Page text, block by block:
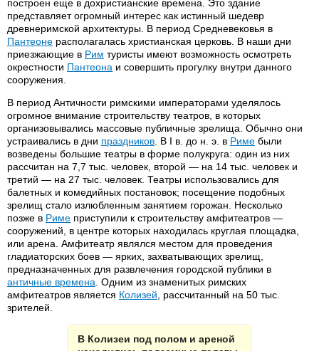
построен еще в дохристианские времена. Это здание
представляет огромный интерес как истинный шедевр
древнеримской архитектуры. В период Средневековья в
Пантеоне располагалась христианская церковь. В наши дни
приезжающие в Рим туристы имеют возможность осмотреть
окрестности Пантеона и совершить прогулку внутри данного
сооружения.
В период Античности римскими императорами уделялось
огромное внимание строительству театров, в которых
организовывались массовые публичные зрелища. Обычно они
устраивались в дни праздников . В I в. до н. э. в Риме были
возведены большие театры в форме полукруга: один из них
рассчитан на 7,7 тыс. человек, второй — на 14 тыс. человек и
третий — на 27 тыс. человек. Театры использовались для
балетных и комедийных постановок; посещение подобных
зрелищ стало излюбленным занятием горожан. Несколько
позже в Риме приступили к строительству амфитеатров —
сооружений, в центре которых находилась круглая площадка,
или арена. Амфитеатр являлся местом для проведения
гладиаторских боев — ярких, захватывающих зрелищ,
предназначенных для развлечения городской публики в
античные времена . Одним из знаменитых римских
амфитеатров является Колизей , рассчитанный на 50 тыс.
зрителей.
В Колизеи под полом и ареной